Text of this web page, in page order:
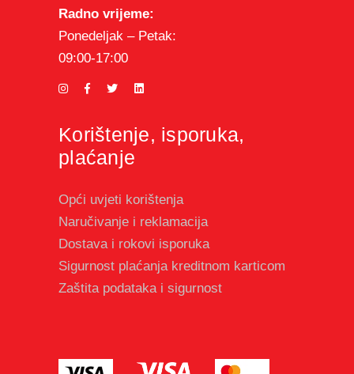
Radno vrijeme:
Ponedeljak – Petak:
09:00-17:00
Korištenje, isporuka,
plaćanje
Opći uvjeti korištenja
Naručivanje i reklamacija
Dostava i rokovi isporuka
Sigurnost plaćanja kreditnom karticom
Zaštita podataka i sigurnost